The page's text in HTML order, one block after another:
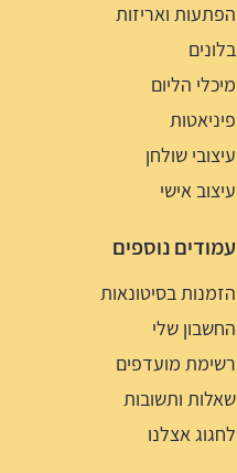
הפתעות ואריזות
בלונים
מיכלי הליום
פיניאטות
עיצובי שולחן
עיצוב אישי
עמודים נוספים
הזמנות בסיטונאות
החשבון שלי
רשימת מועדפים
שאלות ותשובות
לחגוג אצלנו